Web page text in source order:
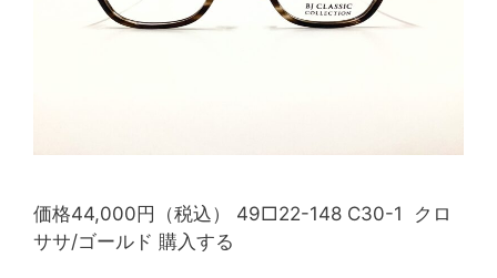
価格44,000円（税込） 49□22-148 C30-1 クロ
ササ/ゴールド 購入する